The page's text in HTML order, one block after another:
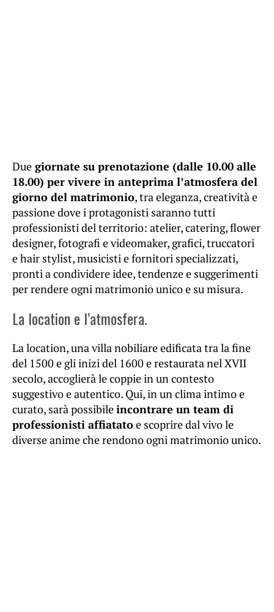
Due giornate su prenotazione (dalle 10.00 alle
18.00) per vivere in anteprima l’atmosfera del
giorno del matrimonio, tra eleganza, creatività e
passione dove i protagonisti saranno tutti
professionisti del territorio: atelier, catering, flower
designer, fotografi e videomaker, grafici, truccatori
e hair stylist, musicisti e fornitori specializzati,
pronti a condividere idee, tendenze e suggerimenti
per rendere ogni matrimonio unico e su misura.
La location e l’atmosfera.
La location, una villa nobiliare edificata tra la fine
del 1500 e gli inizi del 1600 e restaurata nel XVII
secolo, accoglierà le coppie in un contesto
suggestivo e autentico. Qui, in un clima intimo e
curato, sarà possibileincontrare un team di
professionisti affiatatoe scoprire dal vivo le
diverse anime che rendono ogni matrimonio unico.